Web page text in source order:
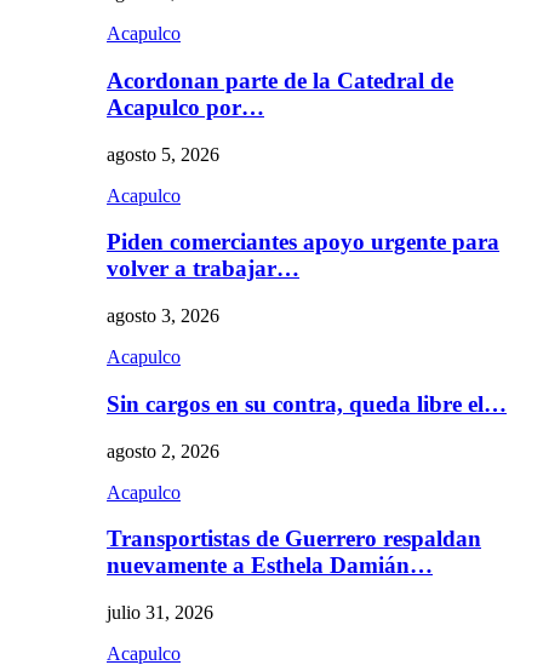
Acapulco
Acordonan parte de la Catedral de
Acapulco por…
agosto 5, 2026
Acapulco
Piden comerciantes apoyo urgente para
volver a trabajar…
agosto 3, 2026
Acapulco
Sin cargos en su contra, queda libre el…
agosto 2, 2026
Acapulco
Transportistas de Guerrero respaldan
nuevamente a Esthela Damián…
julio 31, 2026
Acapulco